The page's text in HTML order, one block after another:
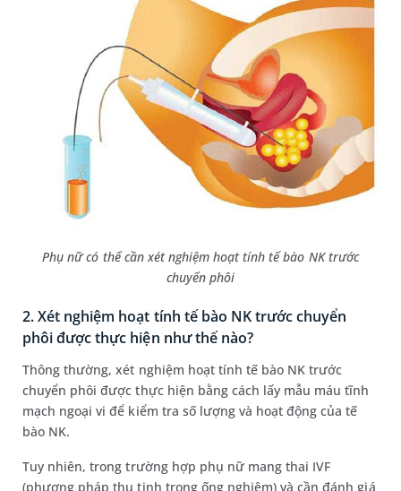
Phụ nữ có thể cần xét nghiệm hoạt tính tế bào NK trước
chuyển phôi
2. Xét nghiệm hoạt tính tế bào NK trước chuyển
phôi được thực hiện như thế nào?
Thông thường, xét nghiệm hoạt tính tế bào NK trước
chuyển phôi được thực hiện bằng cách lấy mẫu máu tĩnh
mạch ngoại vi để kiểm tra số lượng và hoạt động của tế
bào NK.
Tuy nhiên, trong trường hợp phụ nữ mang thai IVF
(phương pháp thụ tinh trong ống nghiệm) và cần đánh giá